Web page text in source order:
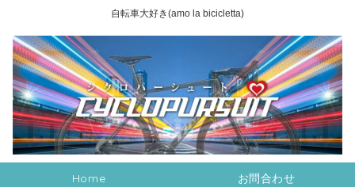
自転車大好き(amo la bicicletta)
Home お問合わせ